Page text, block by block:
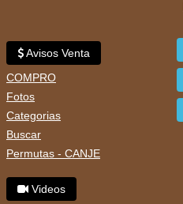
Avisos Venta
COMPRO
Fotos
Categorias
Buscar
Permutas - CANJE
Videos